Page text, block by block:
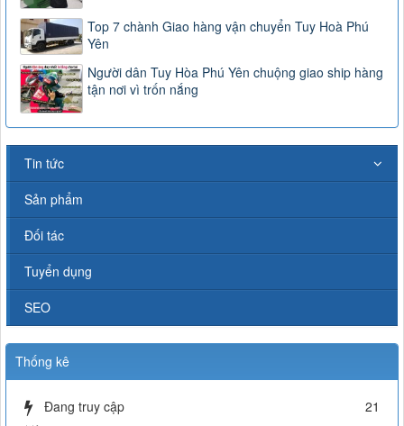
Top 7 chành Giao hàng vận chuyển Tuy Hoà Phú
Yên
Người dân Tuy Hòa Phú Yên chuộng giao ship hàng
tận nơi vì trốn nắng
Tin tức
Sản phẩm
Đối tác
Tuyển dụng
SEO
Thống kê
Đang truy cập
21